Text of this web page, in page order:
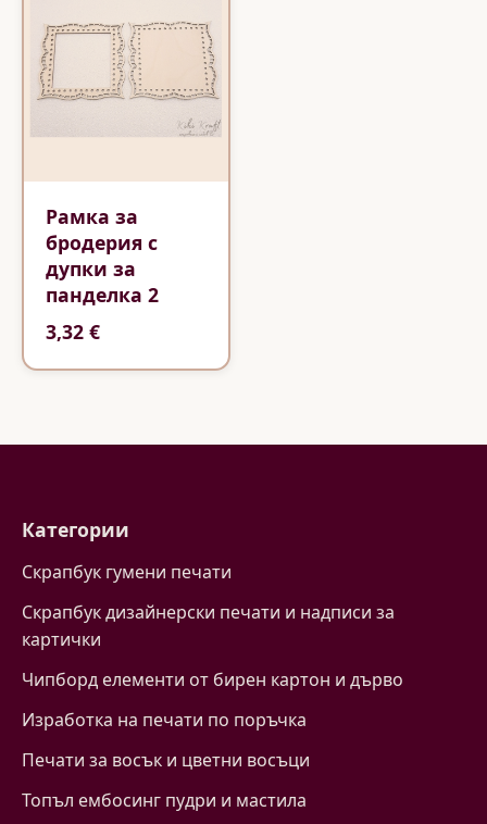
Рамка за
бродерия с
дупки за
панделка 2
3,32 €
Категории
Скрапбук гумени печати
Скрапбук дизайнерски печати и надписи за
картички
Чипборд елементи от бирен картон и дърво
Изработка на печати по поръчка
Печати за восък и цветни восъци
Топъл ембосинг пудри и мастила